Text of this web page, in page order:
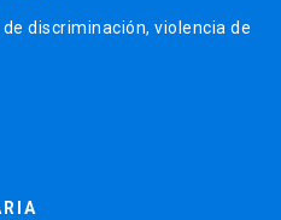
discriminación, violencia de